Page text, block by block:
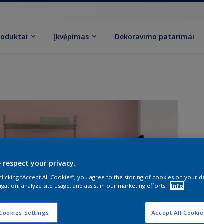
Įkvėpimas Dekoravimo patarimai
respect your privacy.
“Accept All Cookies”, you agree to the storing of cookies on your
analyze site usage, and assist in our marketing efforts.
Info
Settings Accept All